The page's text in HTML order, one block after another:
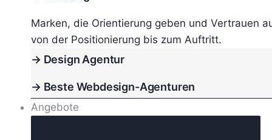
Marken, die Orientierung geben und Vertrauen
von der Positionierung bis zum Auftritt.
→ Design Agentur
→ Beste Webdesign-Agenturen
Angebote